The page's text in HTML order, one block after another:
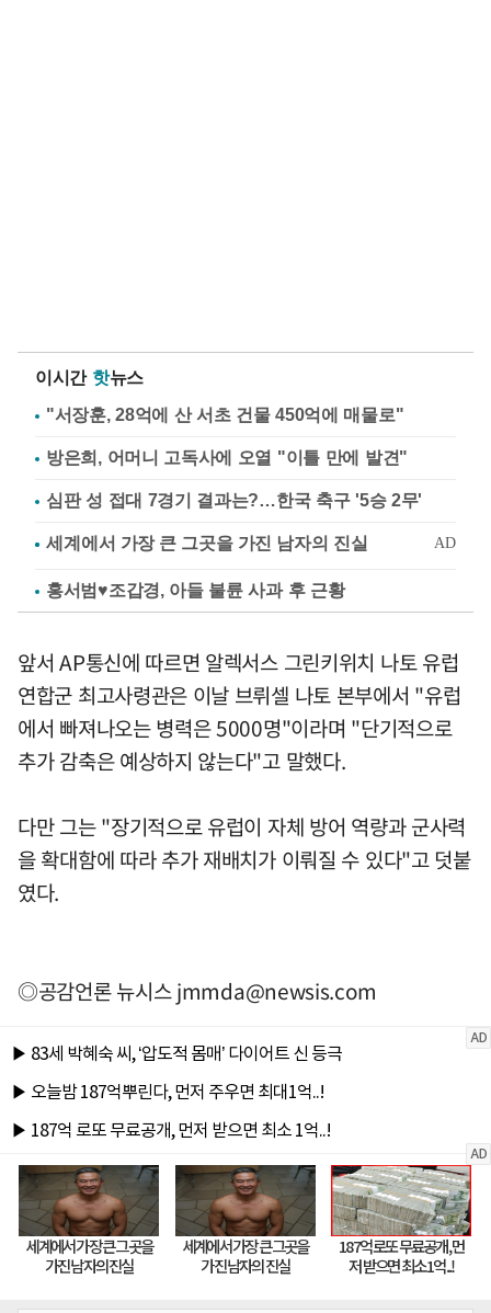
이시간 핫뉴스
"서장훈, 28억에 산 서초 건물 450억에 매물로"
방은희, 어머니 고독사에 오열 "이틀 만에 발견"
심판 성 접대 7경기 결과는?…한국 축구 '5승 2무'
홍서범♥조갑경, 아들 불륜 사과 후 근황
앞서 AP통신에 따르면 알렉서스 그린키위치 나토 유럽
연합군 최고사령관은 이날 브뤼셀 나토 본부에서 "유럽
에서 빠져나오는 병력은 5000명"이라며 "단기적으로
추가 감축은 예상하지 않는다"고 말했다.
다만 그는 "장기적으로 유럽이 자체 방어 역량과 군사력
을 확대함에 따라 추가 재배치가 이뤄질 수 있다"고 덧붙
였다.
◎공감언론 뉴시스jmmda@newsis.com